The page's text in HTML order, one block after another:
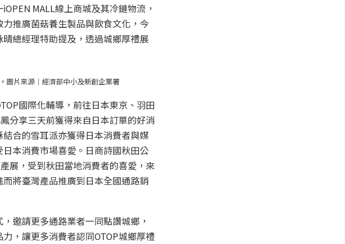
MALL線上商城及其冷鏈物流，
推廣菌菇養生製品與飲食文化，今
總經理特助提及，透過城鄉厚禮展
圖片來源｜經濟部中小及新創企業署
國際化輔導，前往日本東京、羽田
分享三天前獲得來自日本訂單的好消
合的雪耳派亦獲得日本消費者與媒
本消費市場喜愛。日商詩國秋田公
展，受到秋田當地消費者的喜愛，來
將臺灣產品推廣到日本全國通路銷
邀請更多通路業者一同點讚城鄉，
，讓更多消費者認同OTOP城鄉厚禮